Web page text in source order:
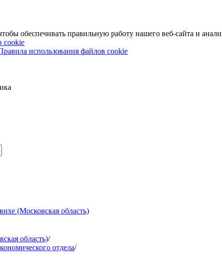
обеспечивать правильную работу нашего веб-сайта и
cookie
использования файлов cookie
(Московская область)
область)/
отдела/